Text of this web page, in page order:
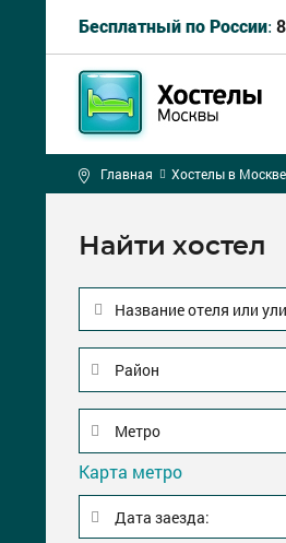
Бесплатный по России:
Главная Хостелы в Москве
Найти хостел
Название отеля или
Карта метро
Дата заезда: